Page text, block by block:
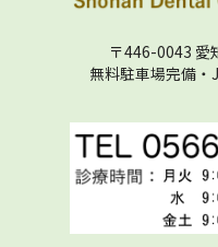
〒446-0043 愛
無料駐車場完備